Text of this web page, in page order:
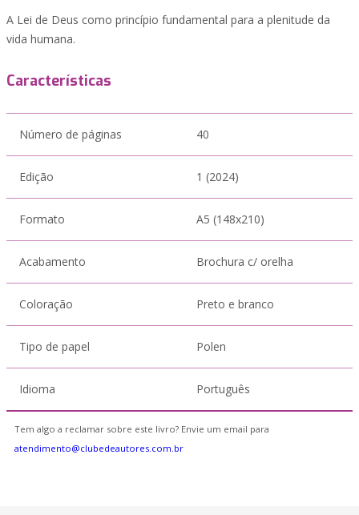
A Lei de Deus como princípio fundamental para a plenitude da
vida humana.
Características
Número de páginas 40
Edição 1 (2024)
Formato A5 (148x210)
Acabamento Brochura c/ orelha
Coloração Preto e branco
Tipo de papel Polen
Idioma Português
Tem algo a reclamar sobre este livro? Envie um email para
atendimento@clubedeautores.com.br